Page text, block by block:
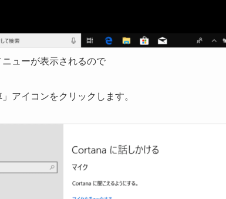
ニューが表示されるので
アイコンをクリックします。